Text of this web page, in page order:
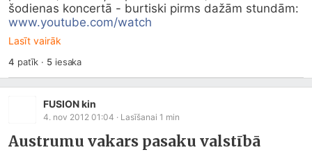
www.youtube.com/watch
Lasīt vairāk
4 patīk · 5iesaka
FUSION kin
4. nov 2012 01:04 · Lasīšanai 1 min
Austrumu vakars pasaku valstībā